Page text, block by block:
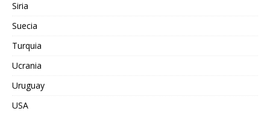
Siria
Suecia
Turquia
Ucrania
Uruguay
USA